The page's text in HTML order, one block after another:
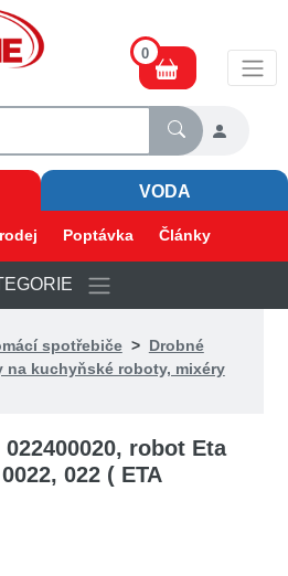
0
VODA
Poptávka Články
spotřebiče> Drobné
na kuchyňské roboty, mixéry
robot Eta
022 ( ETA